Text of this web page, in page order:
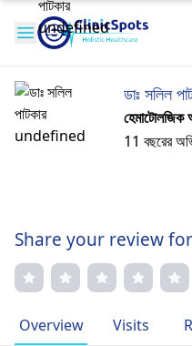
ডাঃ সলিল
11 বছরের
Share your review
Overview Visits